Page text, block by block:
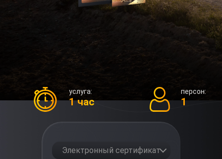
услуга:
1 час
персон:
1
Электронный сертификат